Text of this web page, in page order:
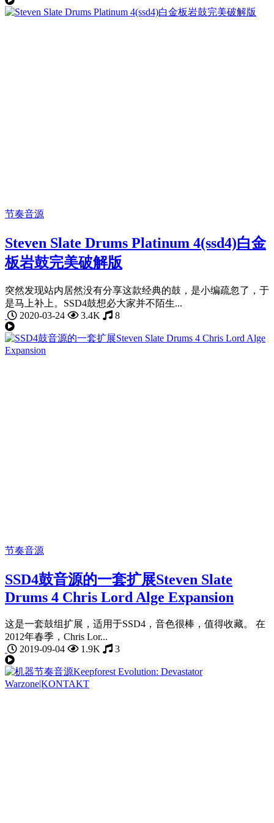
节奏音源
Steven Slate Drums Platinum 4(ssd4)白金
板岩鼓完美破解版
突然发现站内居然没有分享这款经典的鼓，是小编疏忽了，于
是马上补上。SSD4鼓想必大家并不陌生...
2020-03-24
3.4K 8
节奏音源
SSD4鼓音源的一套扩展Steven Slate
Drums 4 Chris Lord Alge Expansion
这是一套鼓组扩展，适用于SSD4，音色很棒，值得收藏。 在
2012年春季，Chris Lor...
2019-09-04
1.9K 3